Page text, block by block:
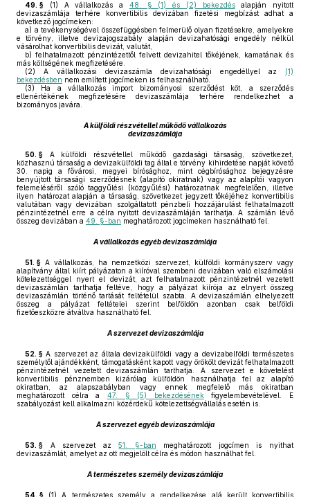
49. § (1) A vállalkozás a 48. § (1) és (2) bekezdésalapján nyitott
devizaszámlája terhére konvertibilis devizában fizetési megbízást adhat a
következő jogcímeken:
a) a tevékenységével összefüggésben felmerülő olyan fizetésekre, amelyekre
e törvény, illetve devizajogszabály alapján devizahatósági engedély nélkül
vásárolhat konvertibilis devizát, valutát,
b) felhatalmazott pénzintézettől felvett devizahitel tőkéjének, kamatának és
más költségének megfizetésére.
(2) A vállalkozási devizaszámla devizahatósági engedéllyel az (1)
bekezdésben nem említett jogcímeken is felhasználható.
(3) Ha a vállalkozás import bizományosi szerződést köt, a szerződés
ellenértékének megfizetésére devizaszámlája terhére rendelkezhet a
bizományos javára.
A külföldi részvétellel működő vállalkozás
devizaszámlája
50. § A külföldi részvétellel működő gazdasági társaság, szövetkezet,
közhasznú társaság a devizakülföldi tag által e törvény kihirdetése napját követő
30. napig a fővárosi, megyei bírósághoz, mint cégbírósághoz bejegyzésre
benyújtott társasági szerződésnek (alapító okiratnak) vagy az alapítói vagyon
felemeléséről szóló taggyűlési (közgyűlési) határozatnak megfelelően, illetve
ilyen határozat alapján a társaság, szövetkezet jegyzett tőkéjéhez konvertibilis
valutában vagy devizában szolgáltatott pénzbeli hozzájárulást felhatalmazott
pénzintézetnél erre a célra nyitott devizaszámláján tarthatja. A számlán lévő
összeg devizában a 49. §-ban meghatározott jogcímeken használható fel.
A vállalkozás egyéb devizaszámlája
51. § A vállalkozás, ha nemzetközi szervezet, külföldi kormányszerv vagy
alapítvány által kiírt pályázaton a kiíróval szembeni devizában való elszámolási
kötelezettséggel nyert el devizát, azt felhatalmazott pénzintézetnél vezetett
devizaszámlán tarthatja feltéve, hogy a pályázat kiírója az elnyert összeg
devizaszámlán történő tartását feltételül szabta. A devizaszámlán elhelyezett
összeg a pályázat feltételei szerint belföldön azonban csak belföldi
fizetőeszközre átváltva használható fel.
A szervezet devizaszámlája
52. § A szervezet az általa devizakülföldi vagy a devizabelföldi természetes
személytől ajándékként, támogatásként kapott vagy örökölt devizát felhatalmazott
pénzintézetnél vezetett devizaszámlán tarthatja. A szervezet e követelést
konvertibilis pénznemben kizárólag külföldön használhatja fel az alapító
okiratban, az alapszabályban vagy ennek megfelelő más okiratban
meghatározott célra a 47. § (5) bekezdésénekfigyelembevételével. E
szabályozást kell alkalmazni közérdekű kötelezettségvállalás esetén is.
A szervezet egyéb devizaszámlája
53. § A szervezet az51. §-ban meghatározott jogcímen is nyithat
devizaszámlát, amelyet az ott megjelölt célra és módon használhat fel.
A természetes személy devizaszámlája
54. § (1)
A természetes személy a rendelkezése alá került konvertibilis